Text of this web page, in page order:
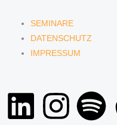
SEMINARE
DATENSCHUTZ
IMPRESSUM
L
I
S